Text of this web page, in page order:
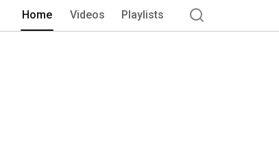
Home Videos Playlists